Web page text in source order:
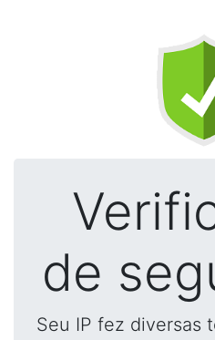
de
Seu IP fez diversas